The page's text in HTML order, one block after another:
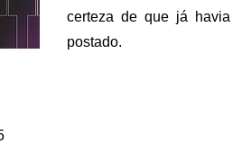
certeza de que já havia
postado.